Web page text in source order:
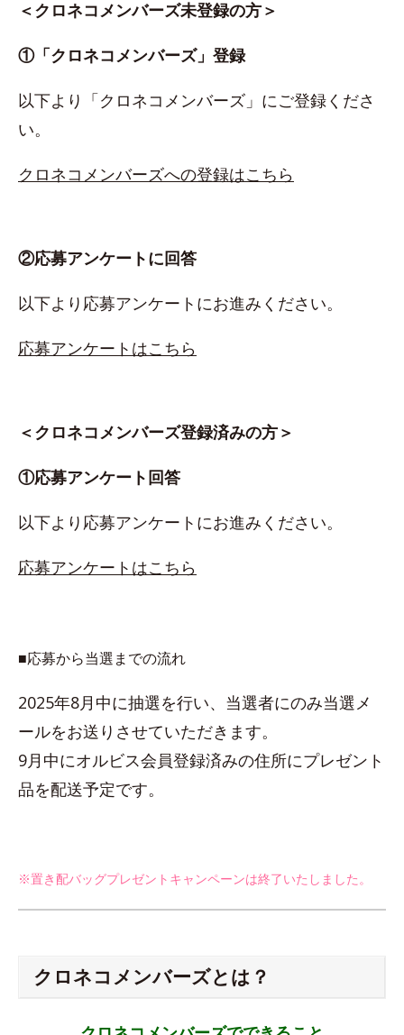
＜クロネコメンバーズ未登録の方＞
①「クロネコメンバーズ」登録
以下より「クロネコメンバーズ」にご登録くださ
い。
クロネコメンバーズへの登録はこちら
②応募アンケートに回答
以下より応募アンケートにお進みください。
応募アンケートはこちら
＜クロネコメンバーズ登録済みの方＞
①応募アンケート回答
以下より応募アンケートにお進みください。
応募アンケートはこちら
■応募から当選までの流れ
2025年8月中に抽選を行い、当選者にのみ当選メ
ールをお送りさせていただきます。
9月中にオルビス会員登録済みの住所にプレゼント
品を配送予定です。
※置き配バッグプレゼントキャンペーンは終了いたしました。
クロネコメンバーズとは？